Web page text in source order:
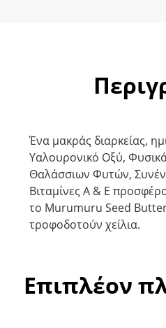
Ένα μακράς διαρκείας,
Υαλουρονικό Οξύ,
Θαλάσσιων Φυτών,
Βιταμίνες A & E
το Murumuru Seed
τροφοδοτούν χείλια.
Επιπλέον